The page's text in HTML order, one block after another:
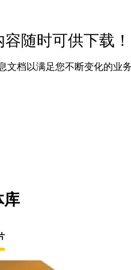
随时可供下载！
档以满足您不断变化的业
库